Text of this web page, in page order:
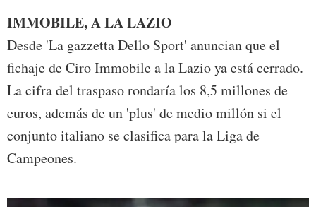
IMMOBILE, A LA LAZIO
Desde 'La gazzetta Dello Sport' anuncian que el
fichaje de Ciro Immobile a la Lazio ya está cerrado.
La cifra del traspaso rondaría los 8,5 millones de
euros, además de un 'plus' de medio millón si el
conjunto italiano se clasifica para la Liga de
Campeones.